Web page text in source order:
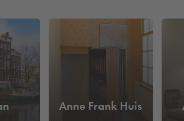
uit om deel te nemen aan het gesprek.
interessante debatten en inspirerende
je nu een middag wilt doorbrengen met het
van dit cultuurhuis wilt ervaren, Rode Hoed
Reserveer dan eenvoudig online bij
vanparkeergarages in Amsterdam
Anne Frank Huis